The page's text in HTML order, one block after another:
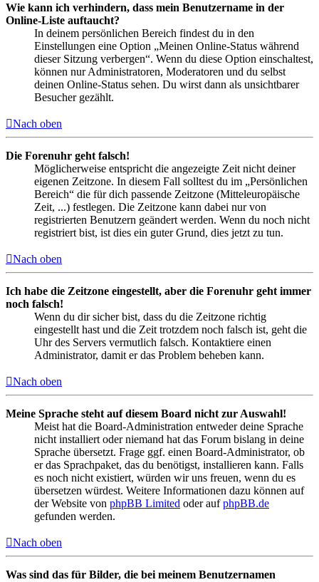
Wie kann ich verhindern, dass mein Benutzername in der
Online-Liste auftaucht?
In deinem persönlichen Bereich findest du in den
Einstellungen eine Option „Meinen Online-Status während
dieser Sitzung verbergen“. Wenn du diese Option einschaltest,
können nur Administratoren, Moderatoren und du selbst
deinen Online-Status sehen. Du wirst dann als unsichtbarer
Besucher gezählt.
Nach oben
Die Forenuhr geht falsch!
Möglicherweise entspricht die angezeigte Zeit nicht deiner
eigenen Zeitzone. In diesem Fall solltest du im „Persönlichen
Bereich“ die für dich passende Zeitzone (Mitteleuropäische
Zeit, ...) festlegen. Die Zeitzone kann dabei nur von
registrierten Benutzern geändert werden. Wenn du noch nicht
registriert bist, ist dies ein guter Grund, dies jetzt zu tun.
Nach oben
Ich habe die Zeitzone eingestellt, aber die Forenuhr geht immer
noch falsch!
Wenn du dir sicher bist, dass du die Zeitzone richtig
eingestellt hast und die Zeit trotzdem noch falsch ist, geht die
Uhr des Servers vermutlich falsch. Kontaktiere einen
Administrator, damit er das Problem beheben kann.
Nach oben
Meine Sprache steht auf diesem Board nicht zur Auswahl!
Meist hat die Board-Administration entweder deine Sprache
nicht installiert oder niemand hat das Forum bislang in deine
Sprache übersetzt. Frage ggf. einen Board-Administrator, ob
er das Sprachpaket, das du benötigst, installieren kann. Falls
es noch nicht existiert, würden wir uns freuen, wenn du es
übersetzen würdest. Weitere Informationen dazu können auf
der Website von phpBB Limited oder aufphpBB.de
gefunden werden.
Nach oben
Was sind das für Bilder, die bei meinem Benutzernamen